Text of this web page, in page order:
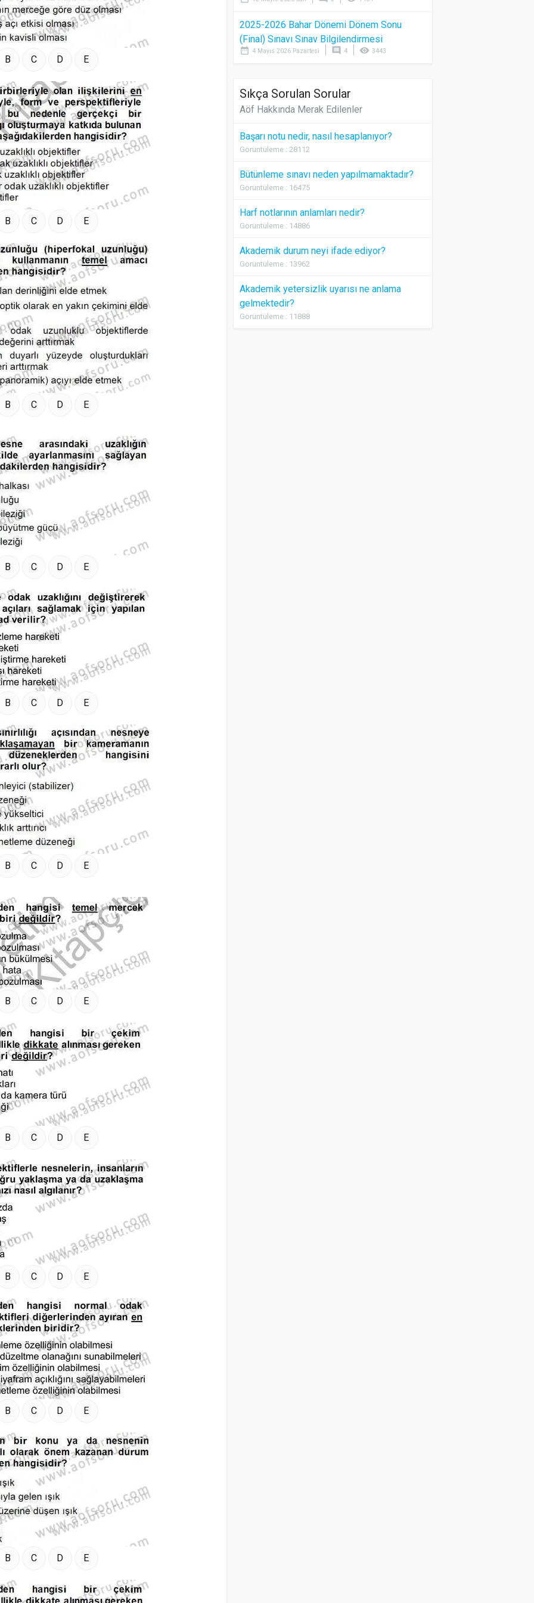
B C D E
B C D E
B C D E
B C D E
B C D E
B C D E
B C D E
B C D E
B C D E
B C D E
B C D E
2025-2026 Bahar Dönemi Dönem Sonu
(Final) Sınavı Sınav Bilgilendirmesi
date_range 4 Mayıs 2026 Pazartesi comment 4 visibility 3443
Sıkça Sorulan Sorular
Aöf Hakkında Merak Edilenler
Başarı notu nedir, nasıl hesaplanıyor?
Görüntüleme : 28112
Bütünleme sınavı neden yapılmamaktadır?
Görüntüleme : 16475
Harf notlarının anlamları nedir?
Görüntüleme : 14886
Akademik durum neyi ifade ediyor?
Görüntüleme : 13962
Akademik yetersizlik uyarısı ne anlama
gelmektedir?
Görüntüleme : 11888